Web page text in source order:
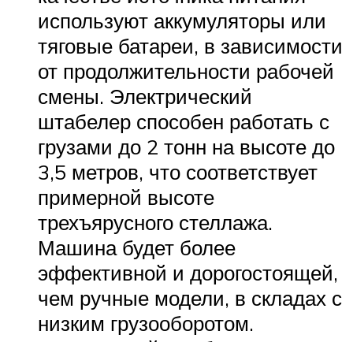
используют аккумуляторы или
тяговые батареи, в зависимости
от продолжительности рабочей
смены. Электрический
штабелер способен работать с
грузами до 2 тонн на высоте до
3,5 метров, что соответствует
примерной высоте
трехъярусного стеллажа.
Машина будет более
эффективной и дорогостоящей,
чем ручные модели, в складах с
низким грузооборотом.